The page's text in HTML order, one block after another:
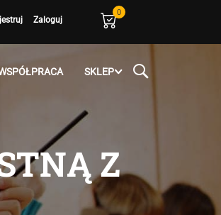
Zaloguj
0
SKLEP
Z